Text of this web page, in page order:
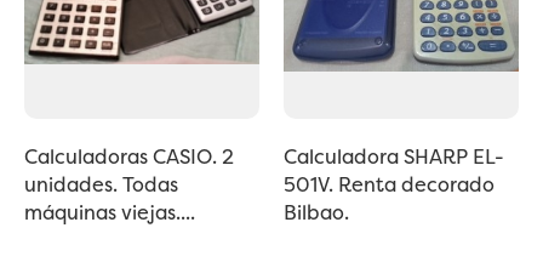
Calculadoras CASIO. 2
unidades. Todas
máquinas viejas....
Calculadora SHARP EL-
501V. Renta decorado
Bilbao.